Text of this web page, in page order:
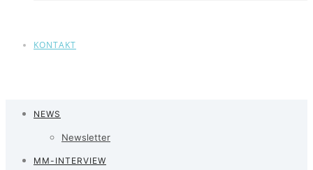
KONTAKT
NEWS
Newsletter
MM-INTERVIEW